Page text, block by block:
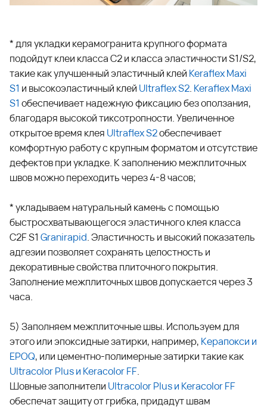
* для укладки керамогранита крупного формата
подойдут клеи класса С2 и класса эластичности S1/S2,
такие как улучшенный эластичный клей Keraflex Maxi
S1 и высокоэластичный клей Ultraflex S2. Keraflex Maxi
S1 обеспечивает надежную фиксацию без оползания,
благодаря высокой тиксотропности. Увеличенное
открытое время клея Ultraflex S2обеспечивает
комфортную работу с крупным форматом и отсутствие
дефектов при укладке. К заполнению межплиточных
швов можно переходить через 4-8 часов;
* укладываем натуральный камень с помощью
быстросхватывающегося эластичного клея класса
C2F S1 Granirapid. Эластичность и высокий показатель
адгезии позволяет сохранять целостность и
декоративные свойства плиточного покрытия.
Заполнение межплиточных швов допускается через 3
часа.
5) Заполняем межплиточные швы. Используем для
этого или эпоксидные затирки, например, Керапокси и
EPOQ, или цементно-полимерные затирки такие как
Ultracolor Plusи Keracolor FF.
Шовные заполнители Ultracolor Plusи Keracolor FF
обеспечат защиту от грибка, придадут швам